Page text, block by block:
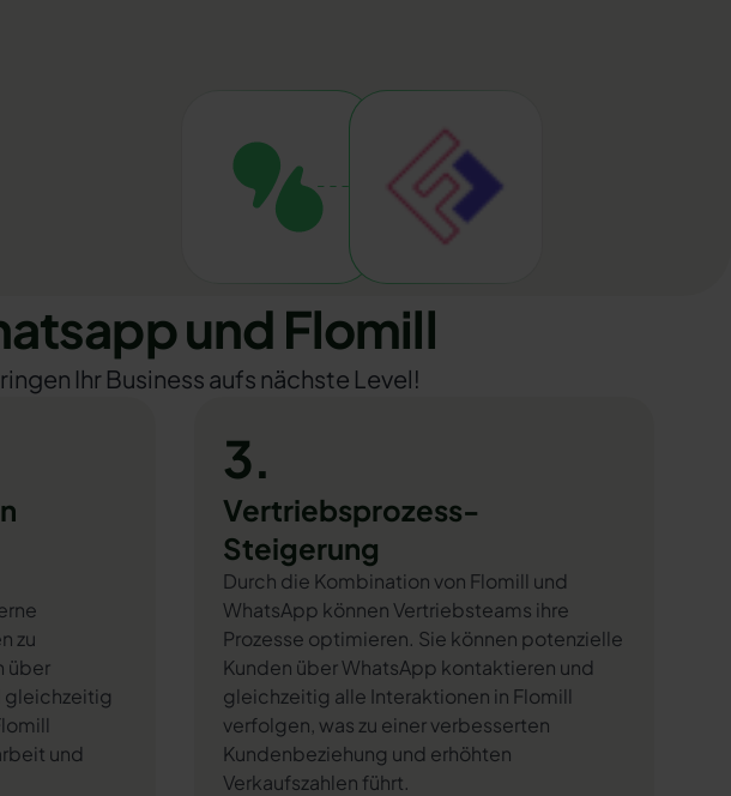
und Flomill
Ihr Business aufs nächste Level!
zu
über
gleichzeitig
und
3.
Vertriebsprozess-
Steigerung
Durch die Kombination von Flomill und
WhatsApp können Vertriebsteams ihre
Prozesse optimieren. Sie können potenzielle
Kunden über WhatsApp kontaktieren und
gleichzeitig alle Interaktionen in Flomill
verfolgen, was zu einer verbesserten
Kundenbeziehung und erhöhten
Verkaufszahlen führt.